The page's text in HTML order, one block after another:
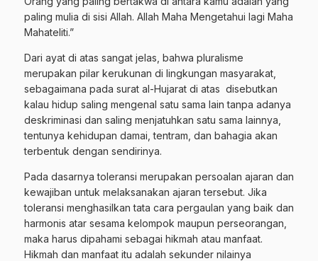
paling mulia di sisi Allah. Allah Maha Mengetahui lagi Maha
Mahateliti.”
Dari ayat di atas sangat jelas, bahwa pluralisme
merupakan pilar kerukunan di lingkungan masyarakat,
sebagaimana pada surat al-Hujarat di atas disebutkan
kalau hidup saling mengenal satu sama lain tanpa adanya
deskriminasi dan saling menjatuhkan satu sama lainnya,
tentunya kehidupan damai, tentram, dan bahagia akan
terbentuk dengan sendirinya.
Pada dasarnya toleransi merupakan persoalan ajaran dan
kewajiban untuk melaksanakan ajaran tersebut. Jika
toleransi menghasilkan tata cara pergaulan yang baik dan
harmonis atar sesama kelompok maupun perseorangan,
maka harus dipahami sebagai hikmah atau manfaat.
Hikmah dan manfaat itu adalah sekunder nilainya